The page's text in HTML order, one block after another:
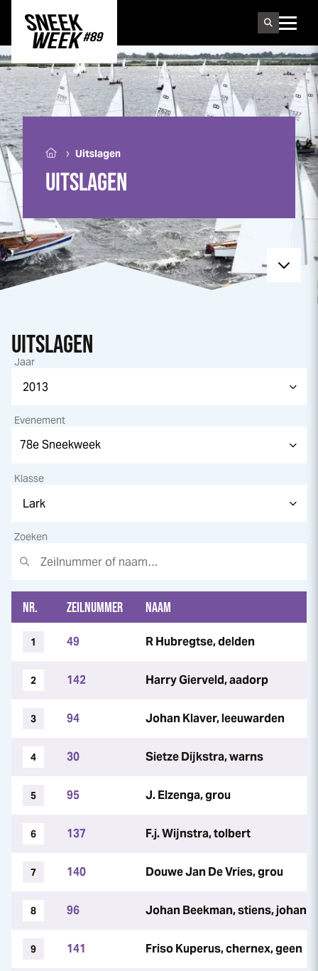
UITSLAGEN
› Uitslagen
UITSLAGEN
Jaar
Evenement
Klasse
Zoeken
NR. ZEILNUMMER NAAM
1 49 R Hubregtse, delden
2 142 Harry Gierveld, aadorp
3 94 Johan Klaver, leeuwarden
4 30 Sietze Dijkstra, warns
5 95 J. Elzenga, grou
6 137 F.j. Wijnstra, tolbert
7 140 Douwe Jan De Vries, grou
8 96 Johan Beekman, stiens, johan
9 141 Friso Kuperus, chernex, geen